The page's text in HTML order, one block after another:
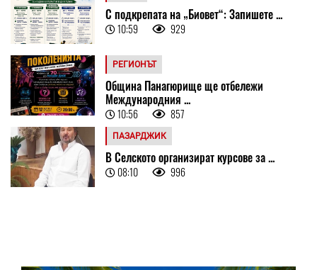
С подкрепата на „Биовет“: Запишете ...
10:59 929
РЕГИОНЪТ
Община Панагюрище ще отбележи
Международния ...
10:56 857
ПАЗАРДЖИК
В Селското организират курсове за ...
08:10 996